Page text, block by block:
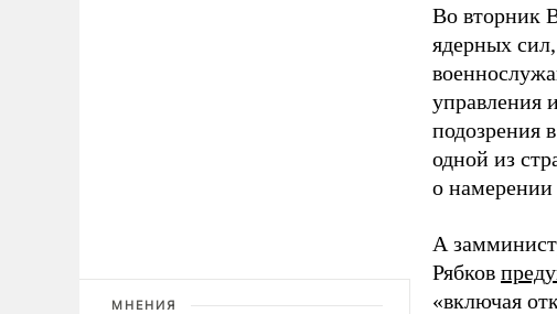
МНЕНИЯ
Во вторник
ядерных
управления
подозрения
одной из
о намерении
А
Рябков
«включая